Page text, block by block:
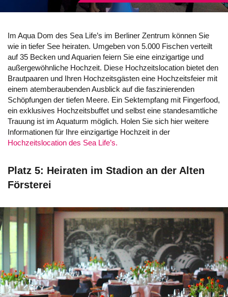
Im Aqua Dom des Sea Life’s im Berliner Zentrum können Sie
wie in tiefer See heiraten. Umgeben von 5.000 Fischen verteilt
auf 35 Becken und Aquarien feiern Sie eine einzigartige und
außergewöhnliche Hochzeit. Diese Hochzeitslocation bietet den
Brautpaaren und Ihren Hochzeitsgästen eine Hochzeitsfeier mit
einem atemberaubenden Ausblick auf die faszinierenden
Schöpfungen der tiefen Meere. Ein Sektempfang mit Fingerfood,
ein exklusives Hochzeitsbuffet und selbst eine standesamtliche
Trauung ist im Aquaturm möglich. Holen Sie sich hier weitere
Informationen für Ihre einzigartige Hochzeit in der
Hochzeitslocation des Sea Life’s.
Platz 5: Heiraten im Stadion an der Alten
Försterei